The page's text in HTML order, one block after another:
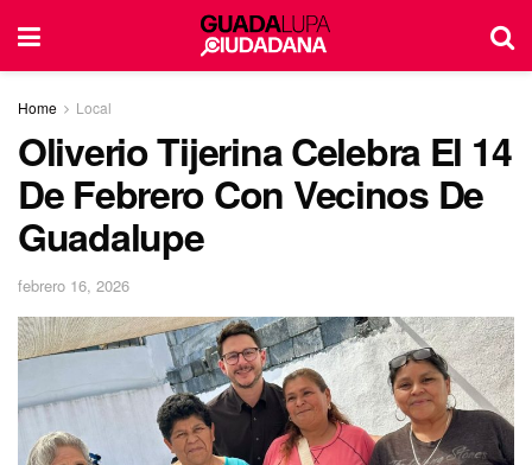
Home Local
Oliverio Tijerina Celebra El 14
De Febrero Con Vecinos De
Guadalupe
febrero 16, 2026